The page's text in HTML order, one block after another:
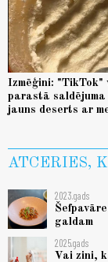
Izmēģini: "TikTok"
parastā
jauns deserts ar
ATCERIES,
2023.gads
galdam
2025.gads
Vai zini,